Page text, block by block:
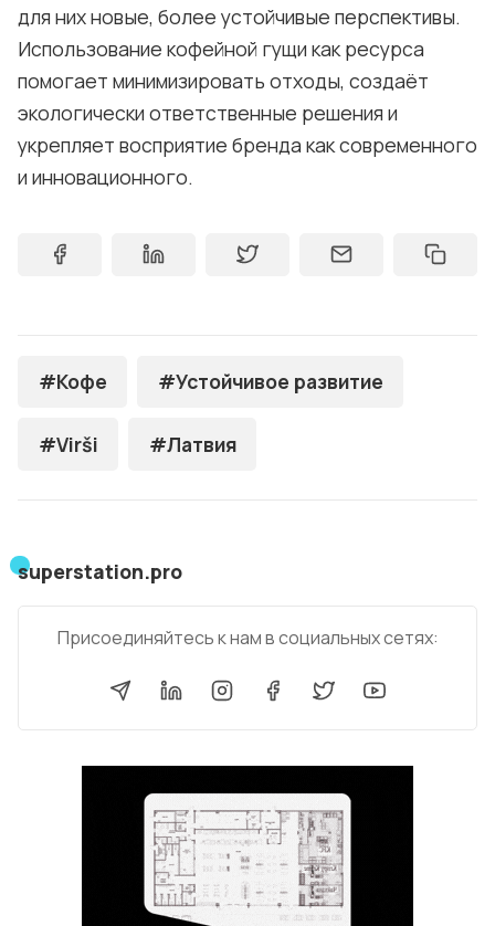
для них новые, более устойчивые перспективы.
Использование кофейной гущи как ресурса
помогает минимизировать отходы, создаёт
экологически ответственные решения и
укрепляет восприятие бренда как современного
и инновационного.
#Кофе #Устойчивое развитие
#Virši #Латвия
superstation.pro
Присоединяйтесь к нам в социальных сетях: